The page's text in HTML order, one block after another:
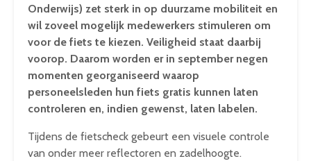
Onderwijs) zet sterk in op duurzame mobiliteit en
wil zoveel mogelijk medewerkers stimuleren om
voor de fiets te kiezen. Veiligheid staat daarbij
voorop. Daarom worden er in september negen
momenten georganiseerd waarop
personeelsleden hun fiets gratis kunnen laten
controleren en, indien gewenst, laten labelen.
Tijdens de fietscheck gebeurt een visuele controle
van onder meer reflectoren en zadelhoogte.